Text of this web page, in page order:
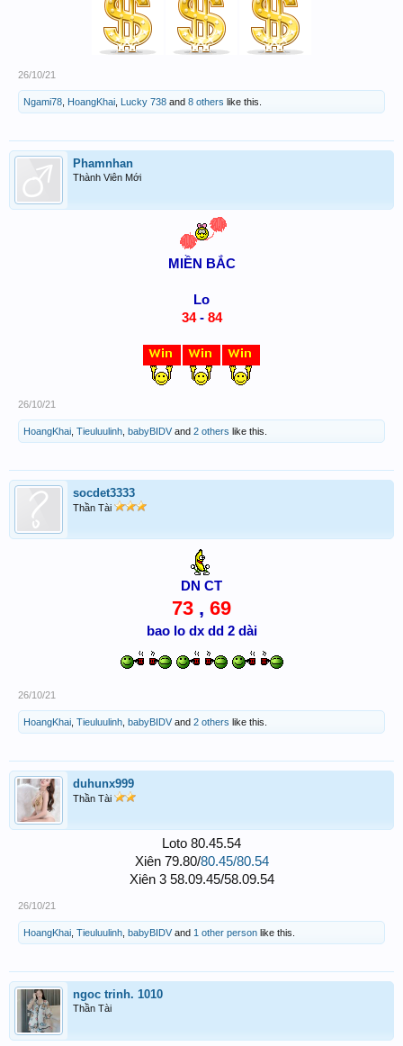
26/10/21
Ngami78 HoangKhai Lucky 738 and 8 others like this.
Phamnhan
Thành Viên Mới
MIỀN BẮC
Lo
34- 84
26/10/21
HoangKhai Tieuluulinh babyBIDV and 2 others like this.
socdet3333
Thần Tài
DN CT
73 , 69
bao lo dx dd 2 dài
26/10/21
HoangKhai Tieuluulinh babyBIDV and 2 others like this.
duhunx999
Thần Tài
Loto 80.45.54
Xiên 79.80/80.45/80.54
Xiên 3 58.09.45/58.09.54​
26/10/21
HoangKhai Tieuluulinh babyBIDV and 1 other person like this.
ngoc trinh. 1010
Thần Tài